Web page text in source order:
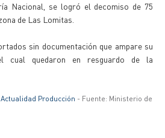
Nacional, se logró el decomiso de 75
de Las Lomitas.
sin documentación que ampare su
cual quedaron en resguardo de la
Actualidad Producción - Fuente: Ministerio de